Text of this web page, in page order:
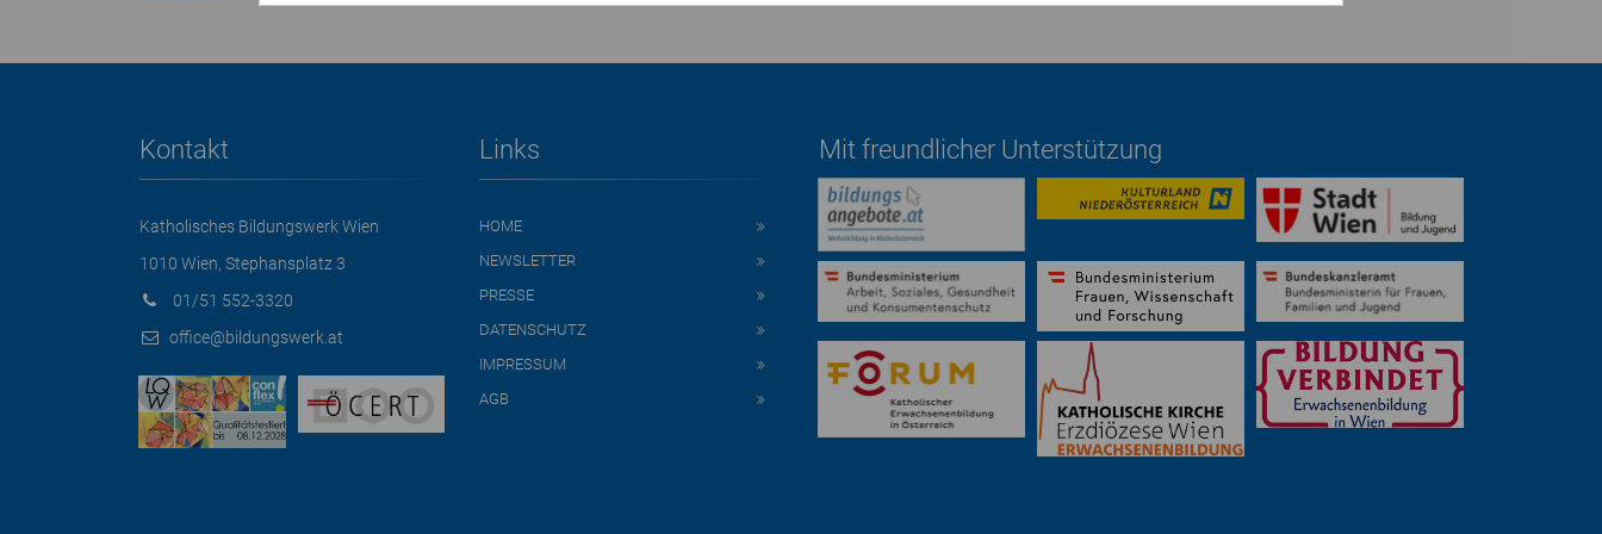
Kontakt
Katholisches Bildungswerk Wien
1010 Wien, Stephansplatz 3
01/51 552-3320
office@bildungswerk.at
Links
HOME
NEWSLETTER
PRESSE
DATENSCHUTZ
IMPRESSUM
AGB
Mit freundlicher Unterstützung